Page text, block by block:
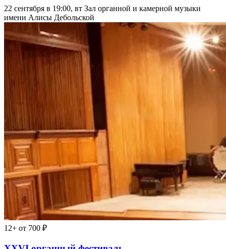
22 сентября в 19:00, вт Зал органной и камерной музыки
имени Алисы Дебольской
12+ от 700 ₽